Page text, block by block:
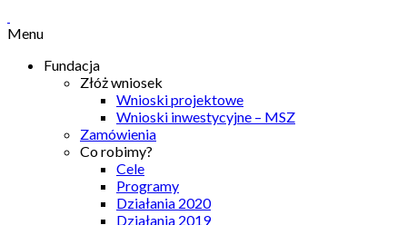
Menu
Fundacja
Złóż wniosek
Wnioski projektowe
Wnioski inwestycyjne – MSZ
Zamówienia
Co robimy?
Cele
Programy
Działania 2020
Działania 2019